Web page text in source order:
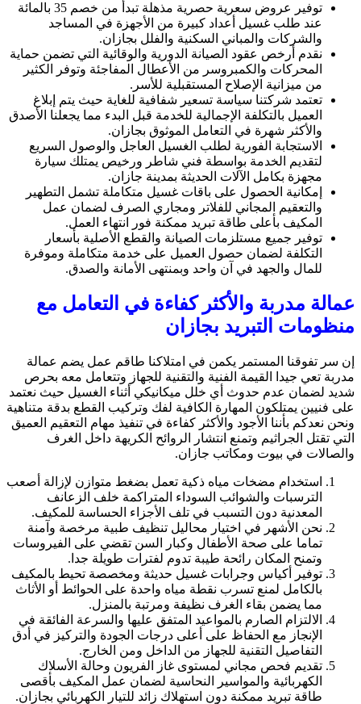
توفير عروض سعرية حصرية مذهلة تبدأ من خصم 35 بالمائة
عند طلب غسيل أعداد كبيرة من الأجهزة في المساجد
والشركات والمباني السكنية والفلل بجازان.
نقدم أرخص عقود الصيانة الدورية والوقائية التي تضمن حماية
المحركات والكمبروسر من الأعطال المفاجئة وتوفر الكثير
من ميزانية الإصلاح المستقبلية للأسر.
تعتمد شركتنا سياسة تسعير شفافية للغاية حيث يتم إبلاغ
العميل بالتكلفة الإجمالية للخدمة قبل البدء مما يجعلنا الأصدق
والأكثر شهرة في التعامل الموثوق بجازان.
الاستجابة الفورية لطلب الغسيل العاجل والوصول السريع
لتقديم الخدمة بواسطة فني شاطر ورخيص يمتلك سيارة
مجهزة بكامل الآلات الحديثة بمدينة جازان.
إمكانية الحصول على باقات غسيل متكاملة تشمل التطهير
والتعقيم المجاني للفلاتر ومجاري الصرف لضمان عمل
المكيف بأعلى طاقة تبريد ممكنة فور انتهاء العمل.
توفير جميع مستلزمات الصيانة والقطع الأصلية بأسعار
التكلفة لضمان حصول العميل على خدمة متكاملة وموفرة
للمال والجهد في آن واحد وبمنتهى الأمانة والصدق.
عمالة مدربة والأكثر كفاءة في التعامل مع
منظومات التبريد بجازان
إن سر تفوقنا المستمر يكمن في امتلاكنا طاقم عمل يضم عمالة
مدربة تعي جيدا القيمة الفنية والتقنية للجهاز وتتعامل معه بحرص
شديد لضمان عدم حدوث أي خلل ميكانيكي أثناء الغسيل حيث نعتمد
على فنيين يمتلكون المهارة الكافية لفك وتركيب القطع بدقة متناهية
ونحن نعدكم بأننا الأجود والأكثر كفاءة في تنفيذ مهام التعقيم العميق
التي تقتل الجراثيم وتمنع انتشار الروائح الكريهة داخل الغرف
والصالات في بيوت ومكاتب جازان.
استخدام مضخات مياه ذكية تعمل بضغط متوازن لإزالة أصعب
الترسبات والشوائب السوداء المتراكمة خلف الزعانف
المعدنية دون التسبب في تلف الأجزاء الحساسة للمكيف.
نحن الأشهر في اختيار محاليل تنظيف طبية مرخصة وآمنة
تماما على صحة الأطفال وكبار السن تقضي على الفيروسات
وتمنح المكان رائحة طيبة تدوم لفترات طويلة جدا.
توفير أكياس وجرابات غسيل حديثة ومخصصة تحيط بالمكيف
بالكامل لمنع تسرب نقطة مياه واحدة على الحوائط أو الأثاث
مما يضمن بقاء الغرف نظيفة ومرتبة بالمنزل.
الالتزام الصارم بالمواعيد المتفق عليها والسرعة الفائقة في
الإنجاز مع الحفاظ على أعلى درجات الجودة والتركيز في أدق
التفاصيل التقنية للجهاز من الداخل ومن الخارج.
تقديم فحص مجاني لمستوى غاز الفريون وحالة الأسلاك
الكهربائية والمواسير النحاسية لضمان عمل المكيف بأقصى
طاقة تبريد ممكنة دون استهلاك زائد للتيار الكهربائي بجازان.